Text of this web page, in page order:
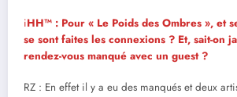
iHH™ : Pour « Le Poids des Ombres », et
se sont faites les connexions ? Et, sait-on
rendez-vous manqué avec un guest ?
RZ : En effet il y a eu des manqués et deux